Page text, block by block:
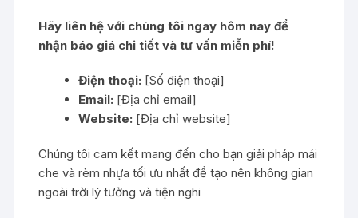
Hãy liên hệ với chúng tôi ngay hôm nay để
nhận báo giá chi tiết và tư vấn miễn phí!
Điện thoại: [Số điện thoại]
Email: [Địa chỉ email]
Website: [Địa chỉ website]
Chúng tôi cam kết mang đến cho bạn giải pháp mái
che và rèm nhựa tối ưu nhất để tạo nên không gian
ngoài trời lý tưởng và tiện nghi